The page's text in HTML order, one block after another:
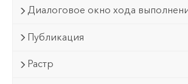
Диалоговое окно хода
Публикация
Растр